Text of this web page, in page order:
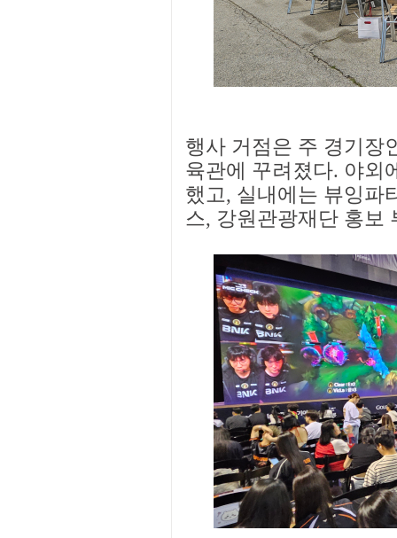
행사 거점은 주 경기장
육관에 꾸려졌다. 야외
했고, 실내에는 뷰잉파
스, 강원관광재단 홍보